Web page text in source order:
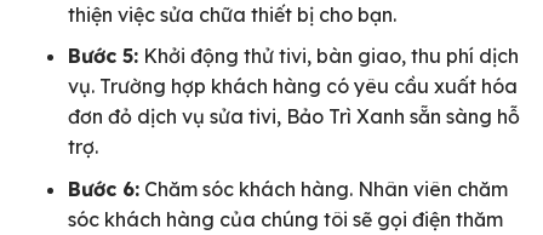
thiện việc sửa chữa thiết bị cho bạn.
Bước 5:Khởi động thử tivi, bàn giao, thu phí dịch
vụ. Trường hợp khách hàng có yêu cầu xuất hóa
đơn đỏ dịch vụ sửa tivi, Bảo Trì Xanh sẵn sàng hỗ
trợ.
Bước 6:Chăm sóc khách hàng. Nhân viên chăm
sóc khách hàng của chúng tôi sẽ gọi điện thăm